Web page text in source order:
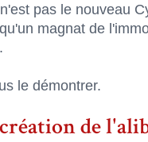
pas le nouveau
magnat de
le démontrer.
création de